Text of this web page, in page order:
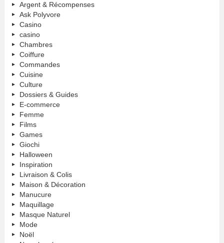
Argent & Récompenses
Ask Polyvore
Casino
casino
Chambres
Coiffure
Commandes
Cuisine
Culture
Dossiers & Guides
E-commerce
Femme
Films
Games
Giochi
Halloween
Inspiration
Livraison & Colis
Maison & Décoration
Manucure
Maquillage
Masque Naturel
Mode
Noël